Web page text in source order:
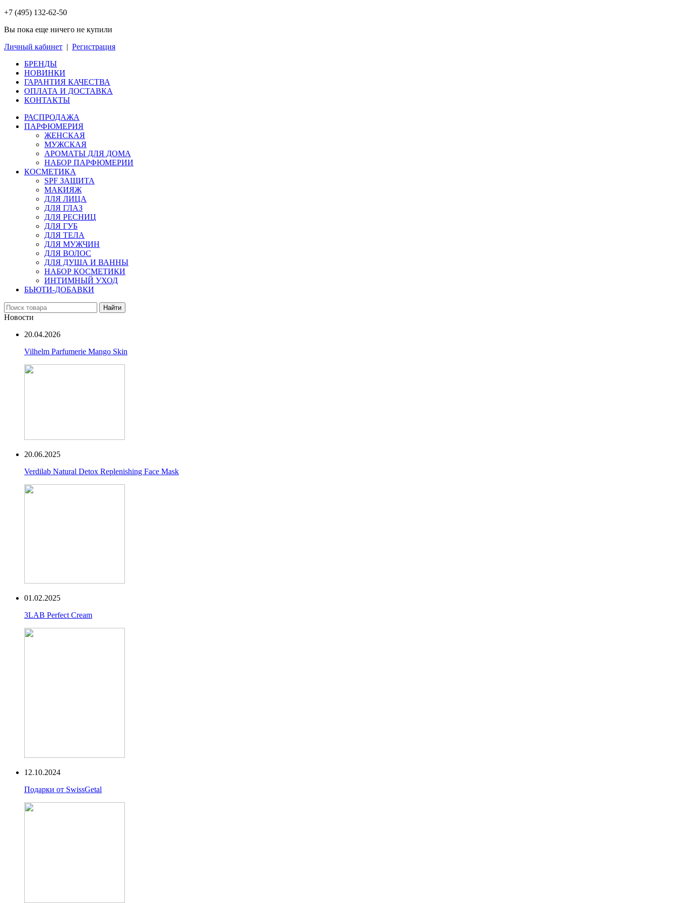
+7 (495) 132-62-50
Вы пока еще ничего не купили
Личный кабинет | Регистрация
БРЕНДЫ
НОВИНКИ
ГАРАНТИЯ КАЧЕСТВА
ОПЛАТА И ДОСТАВКА
КОНТАКТЫ
РАСПРОДАЖА
ПАРФЮМЕРИЯ
ЖЕНСКАЯ
МУЖСКАЯ
АРОМАТЫ ДЛЯ ДОМА
НАБОР ПАРФЮМЕРИИ
КОСМЕТИКА
SPF ЗАЩИТА
МАКИЯЖ
ДЛЯ ЛИЦА
ДЛЯ ГЛАЗ
ДЛЯ РЕСНИЦ
ДЛЯ ГУБ
ДЛЯ ТЕЛА
ДЛЯ МУЖЧИН
ДЛЯ ВОЛОС
ДЛЯ ДУША И ВАННЫ
НАБОР КОСМЕТИКИ
ИНТИМНЫЙ УХОД
БЬЮТИ-ДОБАВКИ
Найти
Новости
20.04.2026
Vilhelm Parfumerie Mango Skin
20.06.2025
Verdilab Natural Detox Replenishing Face Mask
01.02.2025
3LAB Perfect Cream
12.10.2024
Подарки от SwissGetal